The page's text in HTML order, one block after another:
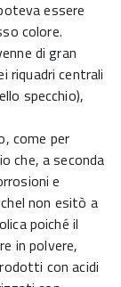
essere
colore.
di gran
riquadri centrali
specchio),
come per
che, a seconda
e
non esitò a
poiché il
in polvere,
con acidi